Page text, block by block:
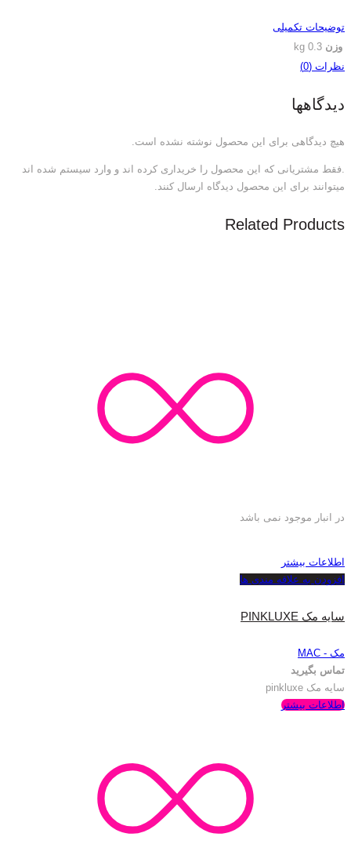
توضیحات تکمیلی
وزن 0.3 kg
نظرات (0)
دیدگاهها
هیچ دیدگاهی برای این محصول نوشته نشده است.
.فقط مشتریانی که این محصول را خریداری کرده اند و وارد سیستم شده اند
میتوانند برای این محصول دیدگاه ارسال کنند.
Related Products
در انبار موجود نمی باشد
اطلاعات بیشتر
افزودن به علاقه مندی ها
سایه مک PINKLUXE
مک - MAC
تماس بگیرید
سایه مک pinkluxe
اطلاعات بیشتر